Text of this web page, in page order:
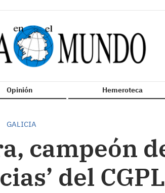
Opinión Hemeroteca
GALICIA
campeón
del